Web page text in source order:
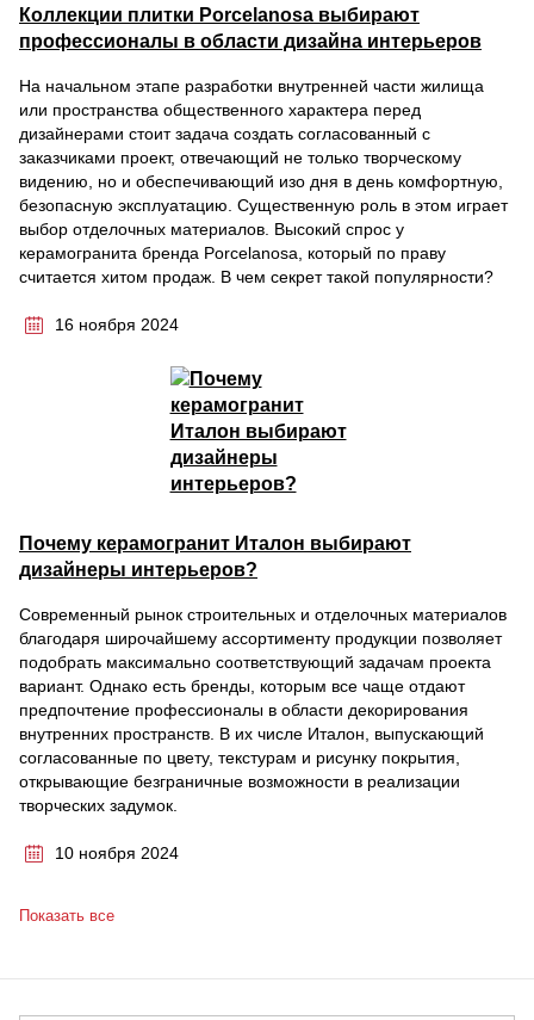
Коллекции плитки Porcelanosa выбирают
профессионалы в области дизайна интерьеров
На начальном этапе разработки внутренней части жилища
или пространства общественного характера перед
дизайнерами стоит задача создать согласованный с
заказчиками проект, отвечающий не только творческому
видению, но и обеспечивающий изо дня в день комфортную,
безопасную эксплуатацию. Существенную роль в этом играет
выбор отделочных материалов. Высокий спрос у
керамогранита бренда Porcelanosa, который по праву
считается хитом продаж. В чем секрет такой популярности?
16 ноября 2024
Почему керамогранит Италон выбирают
дизайнеры интерьеров?
Современный рынок строительных и отделочных материалов
благодаря широчайшему ассортименту продукции позволяет
подобрать максимально соответствующий задачам проекта
вариант. Однако есть бренды, которым все чаще отдают
предпочтение профессионалы в области декорирования
внутренних пространств. В их числе Италон, выпускающий
согласованные по цвету, текстурам и рисунку покрытия,
открывающие безграничные возможности в реализации
творческих задумок.
10 ноября 2024
Показать все